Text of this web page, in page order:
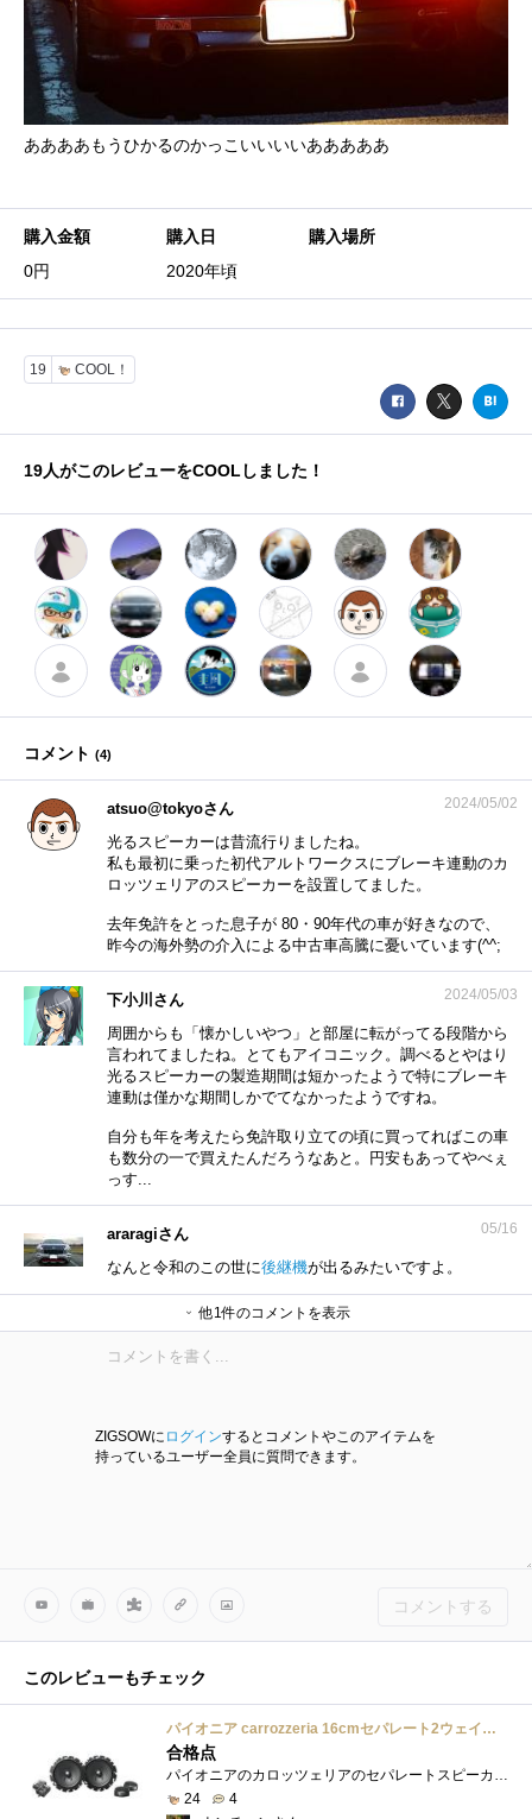
ああああもうひかるのかっこいいいいあああああ
購入金額
0円
購入日
2020年頃
購入場所
19 COOL！
19人がこのレビューをCOOLしました！
コメント (4)
atsuo@tokyoさん 2024/05/02
光るスピーカーは昔流行りましたね。
私も最初に乗った初代アルトワークスにブレーキ連動のカ
ロッツェリアのスピーカーを設置してました。
去年免許をとった息子が 80・90年代の車が好きなので、
昨今の海外勢の介入による中古車高騰に憂いています(^^;
下小川さん 2024/05/03
周囲からも「懐かしいやつ」と部屋に転がってる段階から
言われてましたね。とてもアイコニック。調べるとやはり
光るスピーカーの製造期間は短かったようで特にブレーキ
連動は僅かな期間しかでてなかったようですね。
自分も年を考えたら免許取り立ての頃に買ってればこの車
も数分の一で買えたんだろうなあと。円安もあってやべぇ
っす...
araragiさん 05/16
なんと令和のこの世に後継機が出るみたいですよ。
他1件のコメントを表示
ZIGSOWに ログインするとコメントやこのアイテムを
持っているユーザー全員に質問できます。
コメントする
このレビューもチェック
パイオニア carrozzeria 16cmセパレート2ウェイスピーカー TS-F1620S TS-F1620S
合格点
パイオニアのカロッツェリアのセパレートスピーカー、TS-F1620Sです。製品構成は、ウーファー、ツィーター、ネットワークとなってます。仕事で�...
24
4